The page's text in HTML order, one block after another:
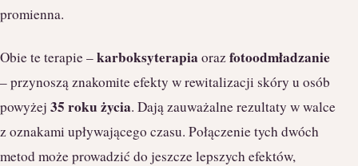
promienna.
Obie te terapie –karboksyterapia orazfotoodmładzanie
– przynoszą znakomite efekty w rewitalizacji skóry u osób
powyżej 35 roku życia. Dają zauważalne rezultaty w walce
z oznakami upływającego czasu. Połączenie tych dwóch
metod może prowadzić do jeszcze lepszych efektów,